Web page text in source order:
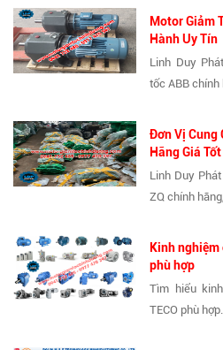
Motor Giảm
Hành Uy Tín
Linh Duy
tốc ABB chính
Đơn Vị Cung
Hãng Giá Tốt
Linh Duy
ZQ chính
Kinh
phù hợp
Tìm hiểu
TECO phù